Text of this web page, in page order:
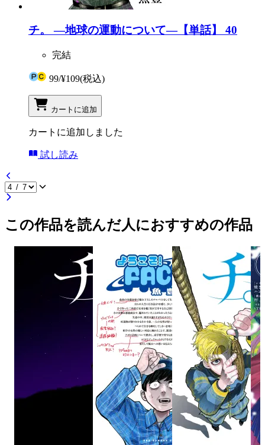
チ。 ―地球の運動について―【単話】 40
完結
99/¥109(税込)
カートに追加
カートに追加しました
試し読み
この作品を読んだ人におすすめの作品